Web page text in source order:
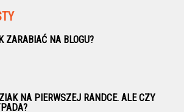
ZARABIAĆ NA BLOGU?
NA PIERWSZEJ RANDCE. ALE CZY